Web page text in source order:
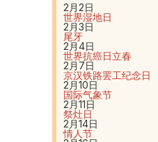
2月2日
世界湿地日
2月3日
尾牙
2月4日
世界抗癌日立春
2月7日
京汉铁路罢工纪念日
2月10日
国际气象节
2月11日
祭灶日
2月14日
情人节